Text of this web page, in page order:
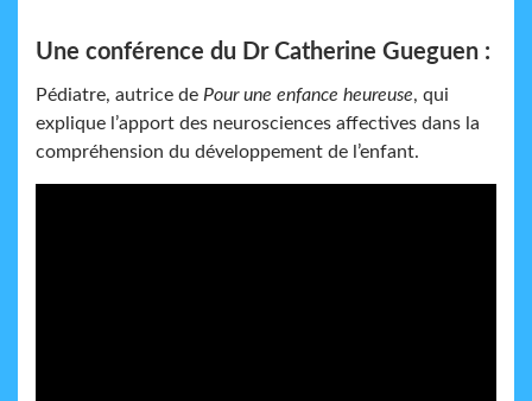
Une conférence du Dr Catherine Gueguen :
Pédiatre, autrice de Pour une enfance heureuse, qui
explique l’apport des neurosciences affectives dans la
compréhension du développement de l’enfant.